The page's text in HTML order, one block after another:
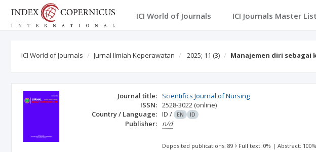
ICI World of Journals ICI Journals Master List
ICI World of Journals Jurnal Ilmiah Keperawatan 2025; 11 (3) Manajemen diri
Journal title:
Scientifics Journal of Nursing
ISSN: 2528-3022 (online)
Country / Language: ID / EN ID
Publisher: n/d
Deposited publications: 89 Full text: 0% |Abstract: 100%